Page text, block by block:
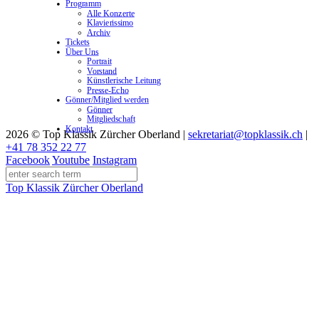
2026 © Top Klassik Zürcher Oberland | sekretariat@topklassik.ch |
+41 78 352 22 77
FacebookYoutube Instagram
Top Klassik Zürcher Oberland
Programm
Alle Konzerte
Klavierissimo
Archiv
Tickets
Über Uns
Portrait
Vorstand
Künstlerische Leitung
Presse-Echo
Gönner/Mitglied werden
Gönner
Mitgliedschaft
Kontakt